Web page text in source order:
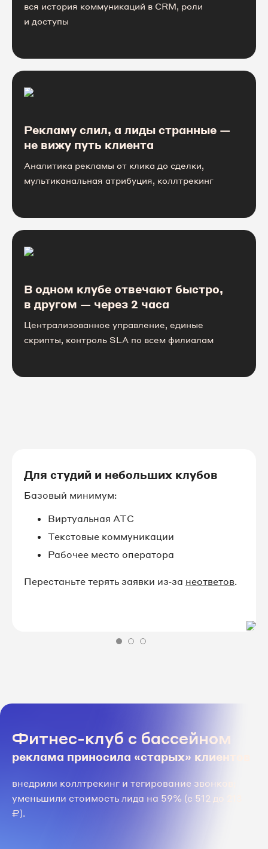
вся история коммуникаций в CRM, роли
и доступы
Рекламу слил, а лиды странные —
не вижу путь клиента
Аналитика рекламы от клика до сделки,
мультиканальная атрибуция, коллтрекинг
В одном клубе отвечают быстро,
в другом — через 2 часа
Централизованное управление, единые
скрипты, контроль SLA по всем филиалам
Для студий и небольших клубов
Базовый минимум:
Виртуальная АТС
Текстовые коммуникации
Рабочее место оператора
Перестаньте терять заявки из‑за неответов.
Фитнес-клуб с бассейном
реклама приносила «старых» клиентов
внедрили коллтрекинг и тегирование звонков;
уменьшили стоимость лида на 59% (с 512 до 213
₽).